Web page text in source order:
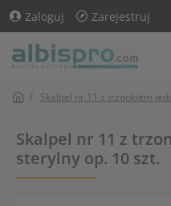
Zaloguj Zarejestruj
Skalpel nr 11 z trzonkiem
Skalpel nr 11 z
sterylny op. 10 szt.